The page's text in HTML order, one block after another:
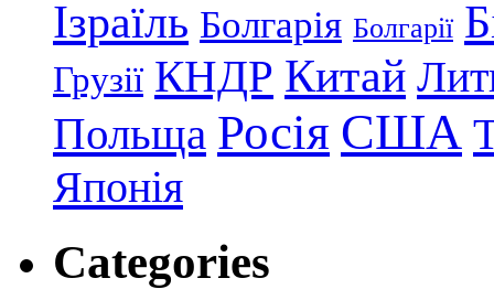
Ізраїль Болгарія Болгарії
Грузії КНДР Китай
Польща Росія США
Японія
Categories